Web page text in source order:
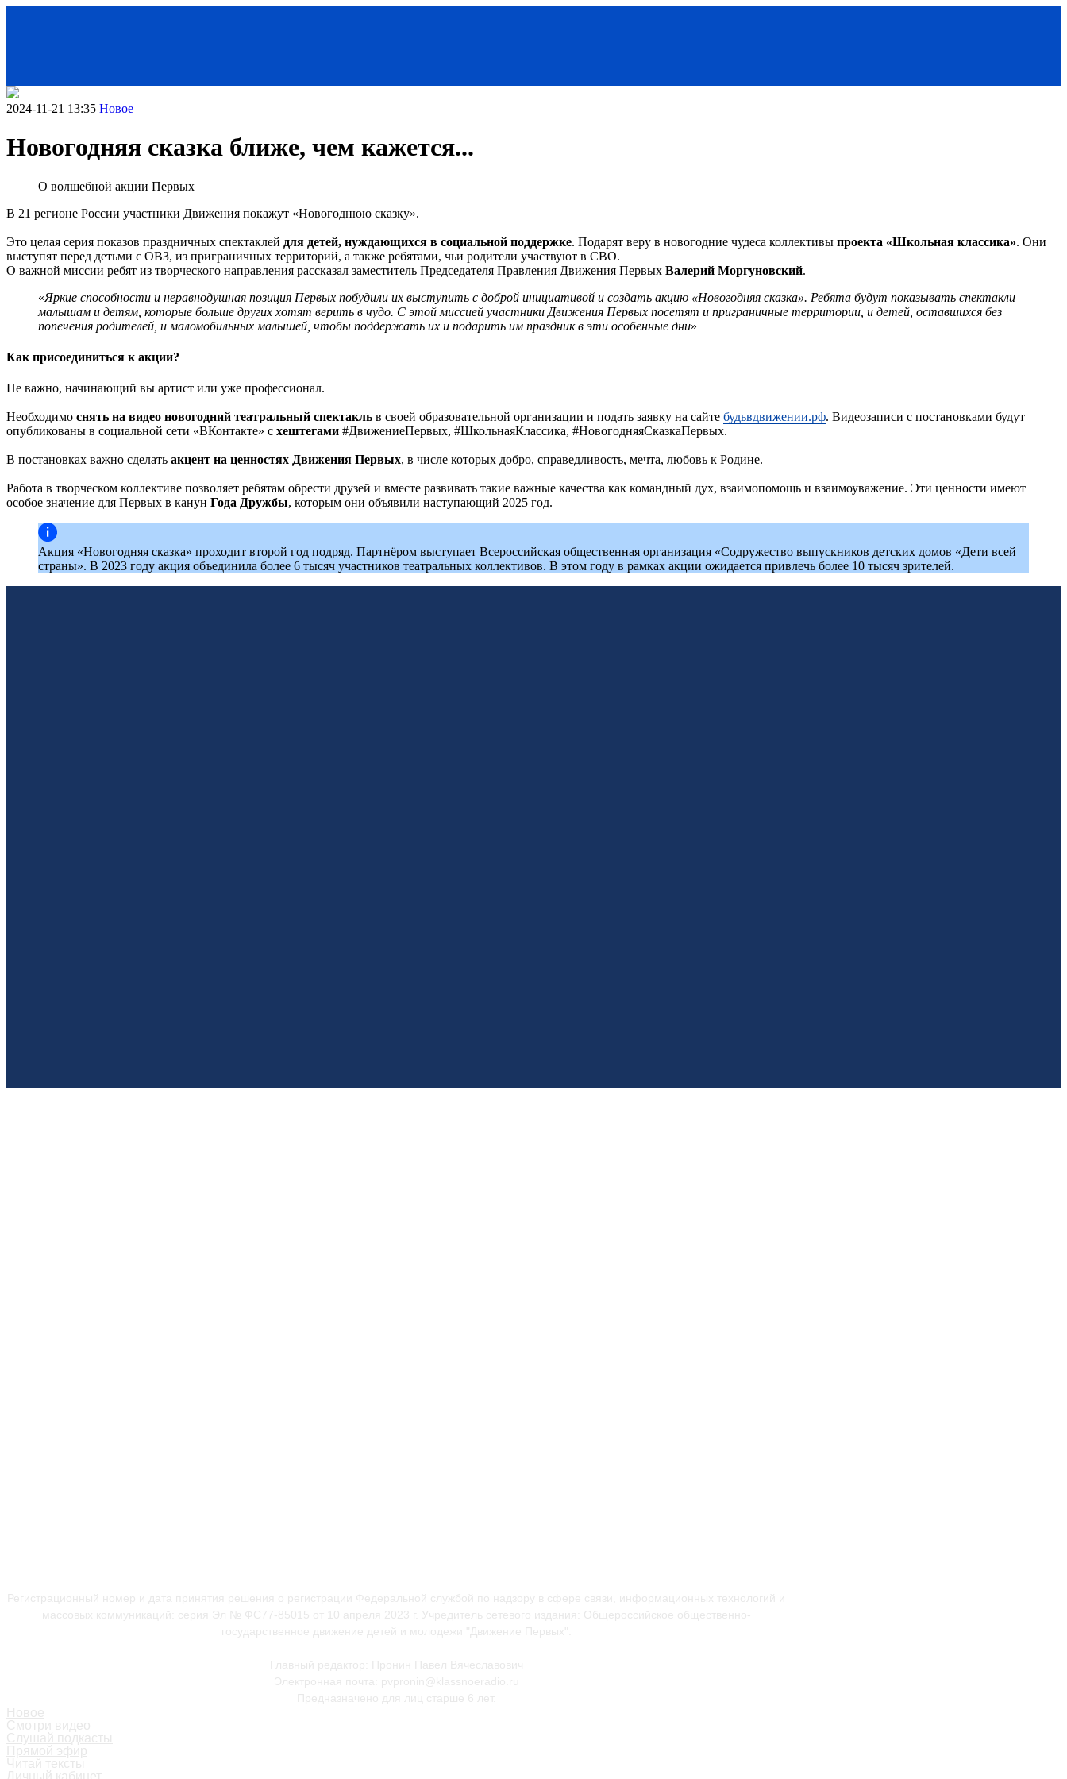
< Назад
2024-11-21 13:35 Новое
Новогодняя сказка ближе, чем кажется...
О волшебной акции Первых
В 21 регионе России участники Движения покажут «Новогоднюю сказку».
Это целая серия показов праздничных спектаклей для детей, нуждающихся в социальной поддержке. Подарят веру в новогодние чудеса коллективы проекта «Школьная классика». Они
выступят перед детьми с ОВЗ, из приграничных территорий, а также ребятами, чьи родители участвуют в СВО.
О важной миссии ребят из творческого направления рассказал заместитель Председателя Правления Движения Первых Валерий Моргуновский.
«Яркие способности и неравнодушная позиция Первых побудили их выступить с доброй инициативой и создать акцию «Новогодняя сказка». Ребята будут показывать спектакли
малышам и детям, которые больше других хотят верить в чудо. С этой миссией участники Движения Первых посетят и приграничные территории, и детей, оставшихся без
попечения родителей, и маломобильных малышей, чтобы поддержать их и подарить им праздник в эти особенные дни»
Как присоединиться к акции?
Не важно, начинающий вы артист или уже профессионал.
Необходимо снять на видео новогодний театральный спектакль в своей образовательной организации и подать заявку на сайте будьвдвижении.рф. Видеозаписи с постановками будут
опубликованы в социальной сети «ВКонтакте» с хештегами #ДвижениеПервых, #ШкольнаяКлассика, #НовогодняяСказкаПервых.
В постановках важно сделать акцент на ценностях Движения Первых, в числе которых добро, справедливость, мечта, любовь к Родине.
Работа в творческом коллективе позволяет ребятам обрести друзей и вместе развивать такие важные качества как командный дух, взаимопомощь и взаимоуважение. Эти ценности имеют
особое значение для Первых в канун Года Дружбы, которым они объявили наступающий 2025 год.
Акция «Новогодняя сказка» проходит второй год подряд. Партнёром выступает Всероссийская общественная организация «Содружество выпускников детских домов «Дети всей
страны». В 2023 году акция объединила более 6 тысяч участников театральных коллективов. В этом году в рамках акции ожидается привлечь более 10 тысяч зрителей.